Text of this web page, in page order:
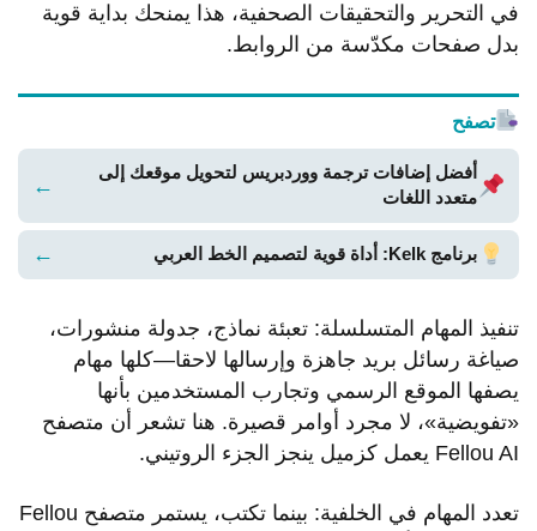
في التحرير والتحقيقات الصحفية، هذا يمنحك بداية قوية
بدل صفحات مكدّسة من الروابط.
تصفح
أفضل إضافات ترجمة ووردبريس لتحويل موقعك إلى
متعدد اللغات
←
برنامج Kelk: أداة قوية لتصميم الخط العربي ←
تنفيذ المهام المتسلسلة: تعبئة نماذج، جدولة منشورات،
صياغة رسائل بريد جاهزة وإرسالها لاحقا—كلها مهام
يصفها الموقع الرسمي وتجارب المستخدمين بأنها
«تفويضية»، لا مجرد أوامر قصيرة. هنا تشعر أن متصفح
Fellou AI يعمل كزميل ينجز الجزء الروتيني.
تعدد المهام في الخلفية: بينما تكتب، يستمر متصفح Fellou